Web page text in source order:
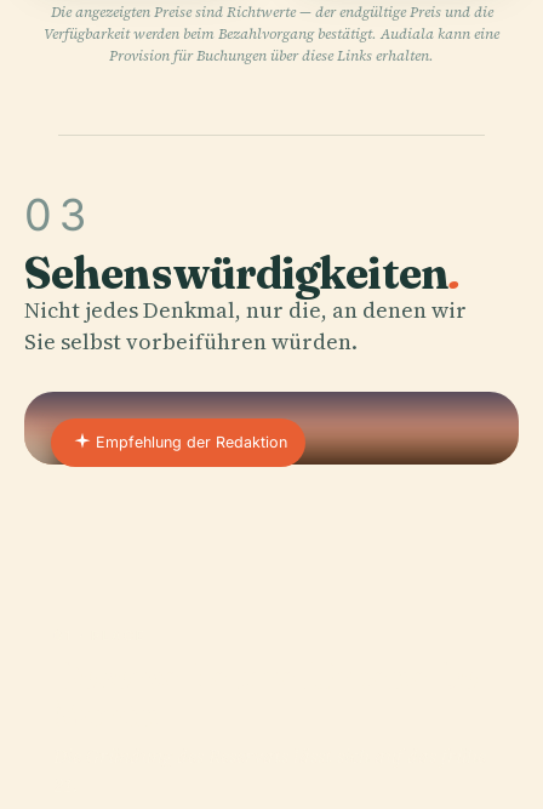
Die angezeigten Preise sind Richtwerte — der endgültige Preis und die
Verfügbarkeit werden beim Bezahlvorgang bestätigt. Audiala kann eine
Provision für Buchungen über diese Links erhalten.
03
Sehenswürdigkeiten.
Nicht jedes Denkmal, nur die, an denen wir
Sie selbst vorbeiführen würden.
Empfehlung der Redaktion